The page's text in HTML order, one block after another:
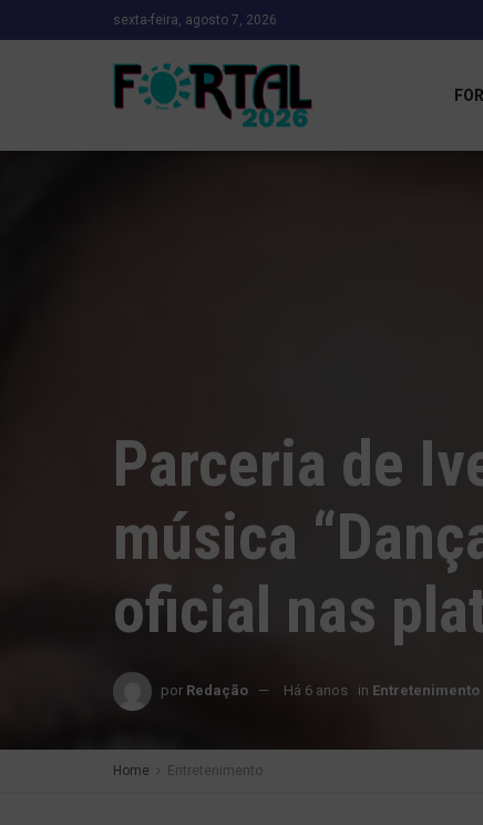
sexta-feira, agosto 7, 2026
Parceria de
música
oficial nas
por Redação Há 6 anos in Entretenimento
Home Entretenimento